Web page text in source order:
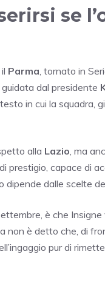
se
Parma , tornato in
guidata dal presidente
in cui la
alla Lazio , ma
prestigio, capace di
dalle scelte
è che
non è detto che, di
pur di